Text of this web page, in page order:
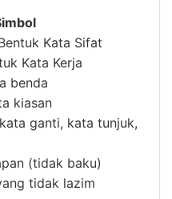
Kata Sifat
Kata Kerja
benda
kiasan
ganti, kata tunjuk,
(tidak baku)
tidak lazim